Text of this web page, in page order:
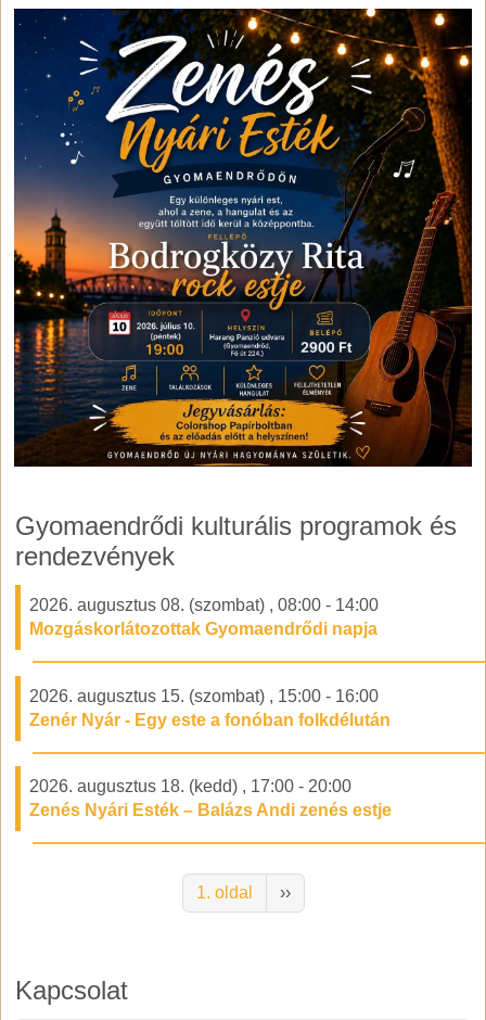
Gyomaendrődi kulturális programok és
rendezvények
2026. augusztus 08. (szombat) , 08:00 - 14:00
Mozgáskorlátozottak Gyomaendrődi napja
2026. augusztus 15. (szombat) , 15:00 - 16:00
Zenér Nyár - Egy este a fonóban folkdélután
2026. augusztus 18. (kedd) , 17:00 - 20:00
Zenés Nyári Esték – Balázs Andi zenés estje
1. oldal
Következő oldal
››
Kapcsolat